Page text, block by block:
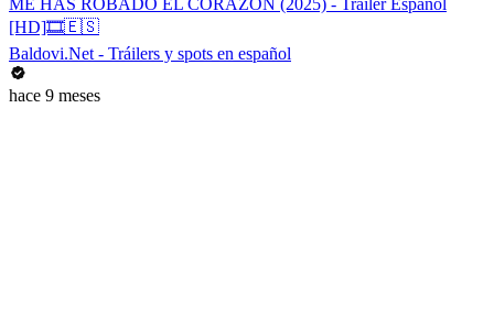
ME HAS ROBADO EL CORAZÓN (2025) - Tráiler Español
[HD]🎞️🇪🇸
Baldovi.Net - Tráilers y spots en español
hace 9 meses